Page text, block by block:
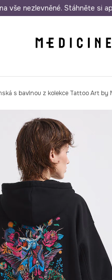
1 200 Kč Odeslání i
vše nezlevněné. Stáhněte si